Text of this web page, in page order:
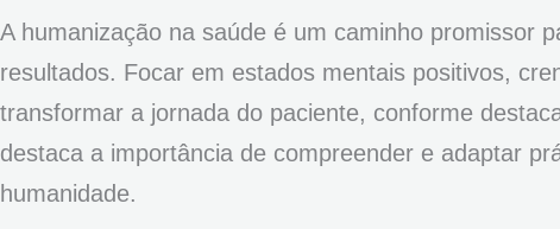
A humanização na saúde é um caminho promissor
resultados. Focar em estados mentais positivos,
transformar a jornada do paciente, conforme
destaca a importância de compreender e adaptar
humanidade.